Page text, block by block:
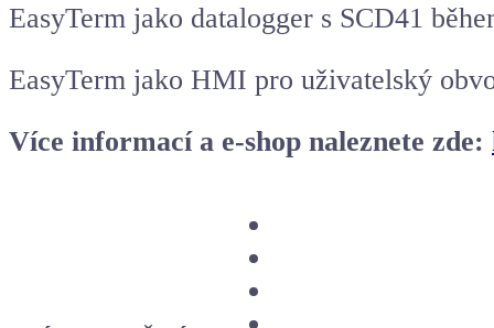
EasyTerm jako datalogger s SCD41
EasyTerm jako HMI pro uživatelský
Více informací a e-shop naleznete zde: